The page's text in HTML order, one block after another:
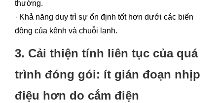
thường.
· Khả năng duy trì sự ổn định tốt hơn dưới các biến
động của kênh và chuỗi lạnh.
3. Cải thiện tính liên tục của quá
trình đóng gói: ít gián đoạn nhịp
điệu hơn do cắm điện